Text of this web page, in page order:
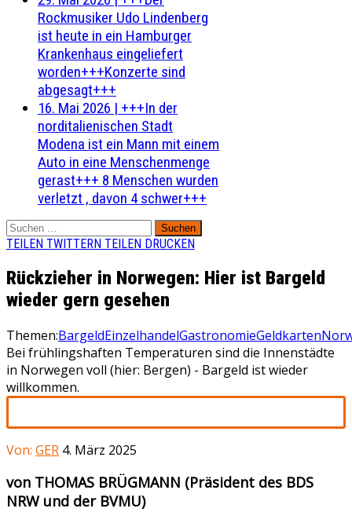
Rockmusiker Udo Lindenberg
ist heute in ein Hamburger
Krankenhaus eingeliefert
worden+++Konzerte sind
abgesagt+++
16. Mai 2026 | +++In der
norditalienischen Stadt
Modena ist ein Mann mit einem
Auto in eine Menschenmenge
gerast+++ 8 Menschen wurden
verletzt , davon 4 schwer+++
Suchen
nach:
TEILEN TWITTERN TEILEN DRUCKEN
Rückzieher in Norwegen: Hier ist Bargeld
wieder gern gesehen
Themen:BargeldEinzelhandelGastronomieGeldkarten
Bei frühlingshaften Temperaturen sind die Innenstädte
in Norwegen voll (hier: Bergen) - Bargeld ist wieder
willkommen.
Von: GER 4. März 2025
von THOMAS BRÜGMANN (Präsident des BDS
NRW und der BVMU)